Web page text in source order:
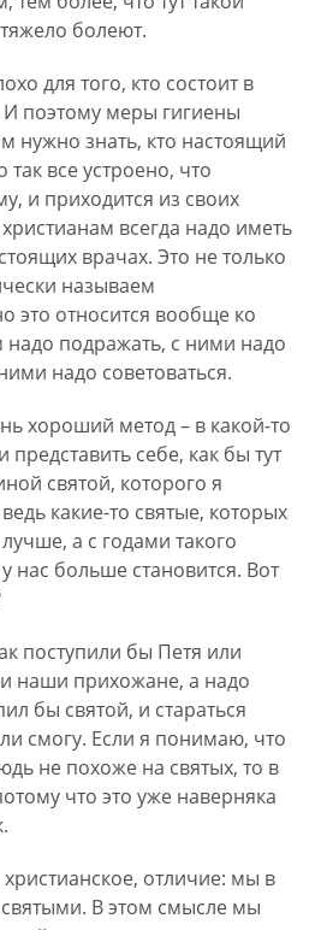
болеют.
для того, кто состоит в
поэтому меры гигиены
нужно знать, кто настоящий
все устроено, что
и приходится из своих
всегда надо иметь
врачах. Это не только
называем
это относится вообще ко
надо подражать, с ними надо
надо советоваться.
хороший метод – в какой-то
себе, как бы тут
святой, которого я
какие-то святые, которых
а с годами такого
нас больше становится. Вот
поступили бы Петя или
наши прихожане, а надо
бы святой, и стараться
смогу. Если я понимаю, что
не похоже на святых, то в
что это уже наверняка
отличие: мы в
В этом смысле мы